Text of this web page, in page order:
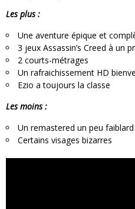
Les plus :
Une aventure épique et
3 jeux Assassin’s Creed à un
2 courts-métrages
Un rafraichissement HD
Ezio a toujours la classe
Les moins :
Un remastered un peu
Certains visages bizarres